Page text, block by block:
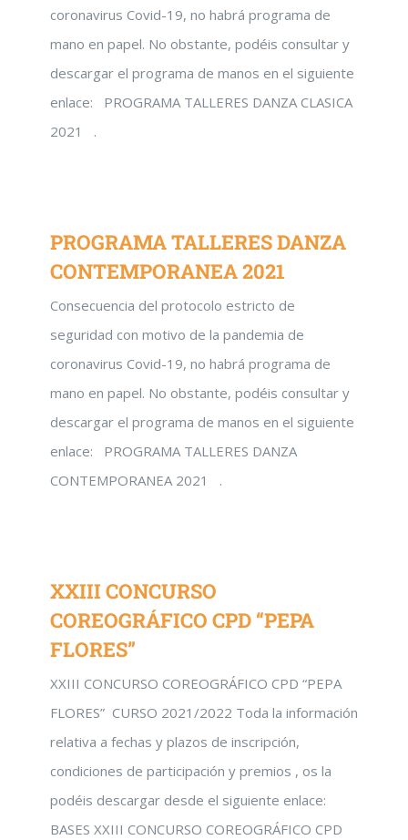
coronavirus Covid-19, no habrá programa de
mano en papel. No obstante, podéis consultar y
descargar el programa de manos en el siguiente
enlace: PROGRAMA TALLERES DANZA CLASICA
2021 .
PROGRAMA TALLERES DANZA
CONTEMPORANEA 2021
Consecuencia del protocolo estricto de
seguridad con motivo de la pandemia de
coronavirus Covid-19, no habrá programa de
mano en papel. No obstante, podéis consultar y
descargar el programa de manos en el siguiente
enlace: PROGRAMA TALLERES DANZA
CONTEMPORANEA 2021 .
XXIII CONCURSO
COREOGRÁFICO CPD “PEPA
FLORES”
XXIII CONCURSO COREOGRÁFICO CPD “PEPA
FLORES” CURSO 2021/2022 Toda la información
relativa a fechas y plazos de inscripción,
condiciones de participación y premios , os la
podéis descargar desde el siguiente enlace:
BASES XXIII CONCURSO COREOGRÁFICO CPD